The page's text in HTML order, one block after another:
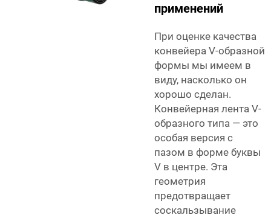
применений
При оценке качества
конвейера V-образной
формы мы имеем в
виду, насколько он
хорошо сделан.
Конвейерная лента V-
образного типа — это
особая версия с
пазом в форме буквы
V в центре. Эта
геометрия
предотвращает
соскальзывание